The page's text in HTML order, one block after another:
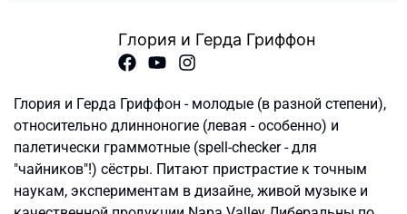
Глория и Герда Гриффон
Глория и Герда Гриффон - молодые (в разной степени),
относительно длинноногие (левая - особенно) и
палетически граммотные (spell-checker - для
"чайников"!) сёстры. Питают пристрастие к точным
наукам, экспериментам в дизайне, живой музыке и